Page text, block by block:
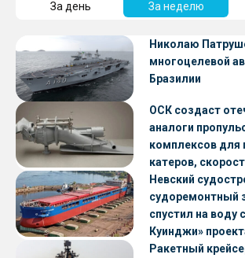
За день За неделю
Николаю
многоцелевой
Бразилии
ОСК создаст
аналоги
комплексов для
катеров,
судов с малой
Невский
судоремонтный
спустил на воду
Куинджи»
Ракетный